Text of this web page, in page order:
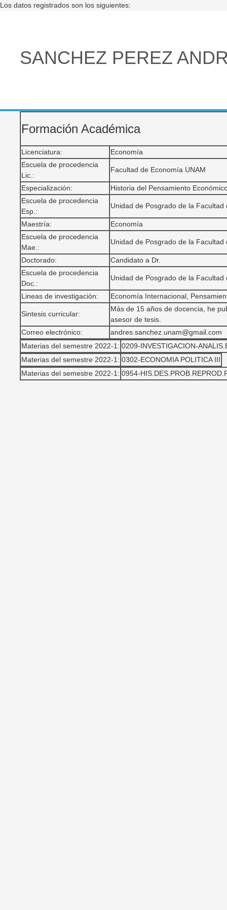
Los datos registrados son los siguientes:
SANCHEZ PEREZ
Formación Académica
Licenciatura:
Economía
Escuela de procedencia
Lic.:
Facultad de Economía UNAM
Especialización:
Historia del Pensamiento
Escuela de procedencia
Esp.:
Unidad de Posgrado de la Facultad
Maestría:
Economía
Escuela de procedencia
Mae.:
Unidad de Posgrado de la Facultad
Doctorado:
Candidato a Dr.
Escuela de procedencia
Doc.:
Unidad de Posgrado de la Facultad
Lineas de investigación: Economía Internacional,
Sintesis curricular:
Más de 15 años de docencia, he
asesor de tesis.
Correo electrónico:
andres.sanchez.unam@gmail.com
Materias del semestre 2022-1: 0209-INVESTIGACION-
Materias del semestre 2022-1: 0302-ECONOMIA POLITICA III
Materias del semestre 2022-1: 0954-